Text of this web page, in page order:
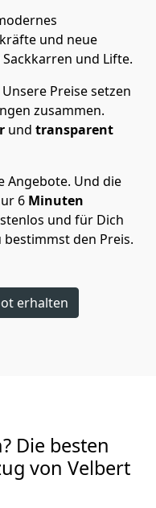
und neue
und Lifte.
Unsere Preise setzen
zusammen.
und transparent
Angebote. Und die
6 Minuten
und für Dich
den Preis.
erhalten
Die besten
von Velbert